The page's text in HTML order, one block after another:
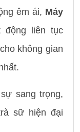
êm ái, Máy
động liên tục
không gian
sang trọng,
sữ hiện đại